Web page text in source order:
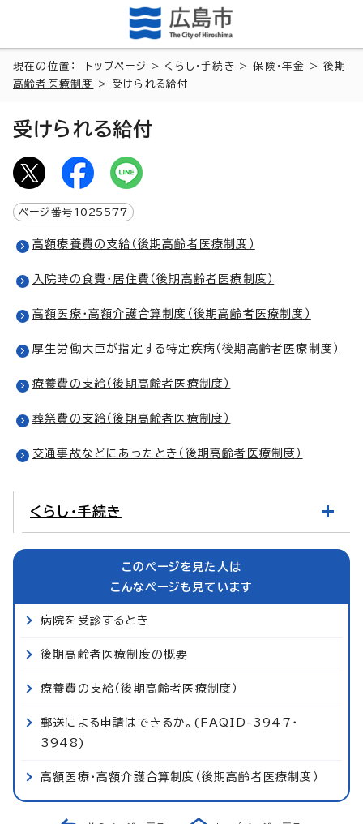
現在の位置： トップページ > くらし・手続き >保険・年金 >後期
高齢者医療制度
> 受けられる給付
受けられる給付
ページ番号 1025577
高額療養費の支給（後期高齢者医療制度）
入院時の食費・居住費（後期高齢者医療制度）
高額医療・高額介護合算制度（後期高齢者医療制度）
厚生労働大臣が指定する特定疾病（後期高齢者医療制度）
療養費の支給（後期高齢者医療制度）
葬祭費の支給（後期高齢者医療制度）
交通事故などにあったとき（後期高齢者医療制度）
くらし・手続き
このページを見た人は
こんなページも見ています
病院を受診するとき
後期高齢者医療制度の概要
療養費の支給（後期高齢者医療制度）
郵送による申請はできるか。(FAQID-3947・
3948)
高額医療・高額介護合算制度（後期高齢者医療制度）